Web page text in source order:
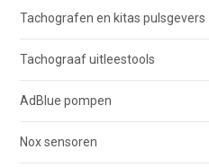
Tachografen en kitas pulsgevers
Tachograaf uitleestools
AdBlue pompen
Nox sensoren